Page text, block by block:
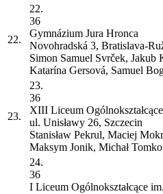
22.
22.
36
Gymnázium Jura Hronca
Novohradská 3, Bratislava-
Simon Samuel Svrček, Jakub
Katarína Gersová, Samuel
23.
23.
36
XIII Liceum
ul. Unisławy 26, Szczecin
Stanisław Pekrul, Maciej
Maksym Jonik, Michał
24.
36
I Liceum Ogólnokształcące